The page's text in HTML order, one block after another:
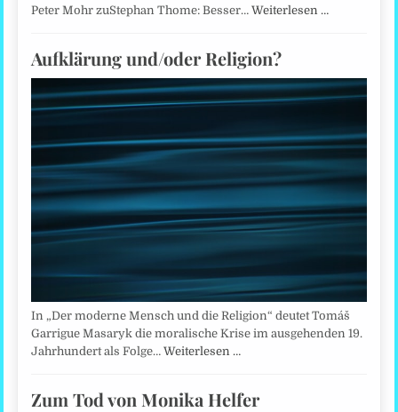
Peter Mohr zuStephan Thome: Besser…Weiterlesen …
Aufklärung und/oder Religion?
In „Der moderne Mensch und die Religion“ deutet Tomáš
Garrigue Masaryk die moralische Krise im ausgehenden 19.
Jahrhundert als Folge…Weiterlesen …
Zum Tod von Monika Helfer